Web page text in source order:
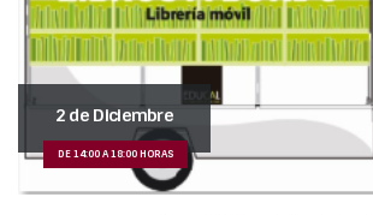
2 de Diciembre
DE 14:00 A 18:00 HORAS